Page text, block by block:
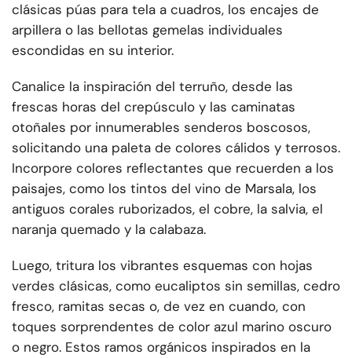
clásicas púas para tela a cuadros, los encajes de
arpillera o las bellotas gemelas individuales
escondidas en su interior.
Canalice la inspiración del terruño, desde las
frescas horas del crepúsculo y las caminatas
otoñales por innumerables senderos boscosos,
solicitando una paleta de colores cálidos y terrosos.
Incorpore colores reflectantes que recuerden a los
paisajes, como los tintos del vino de Marsala, los
antiguos corales ruborizados, el cobre, la salvia, el
naranja quemado y la calabaza.
Luego, tritura los vibrantes esquemas con hojas
verdes clásicas, como eucaliptos sin semillas, cedro
fresco, ramitas secas o, de vez en cuando, con
toques sorprendentes de color azul marino oscuro
o negro. Estos ramos orgánicos inspirados en la